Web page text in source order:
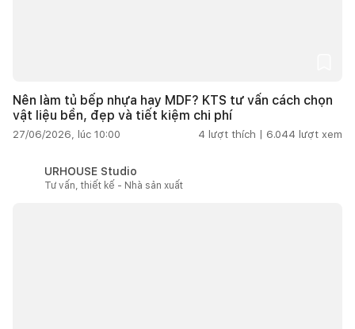
Nên làm tủ bếp nhựa hay MDF? KTS tư vấn cách chọn
vật liệu bền, đẹp và tiết kiệm chi phí
27/06/2026, lúc 10:00 4 lượt thích | 6.044 lượt xem
URHOUSE Studio
Tư vấn, thiết kế - Nhà sản xuất